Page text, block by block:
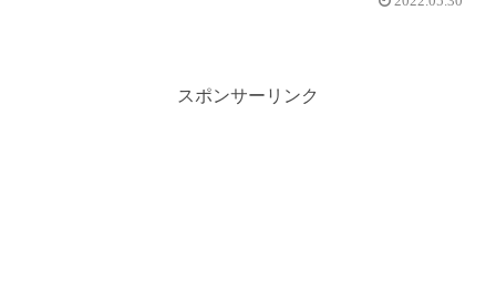
スポンサーリンク